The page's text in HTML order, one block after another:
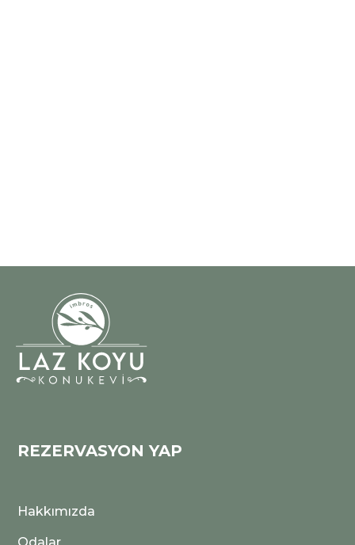
REZERVASYON YAP
Hakkımızda